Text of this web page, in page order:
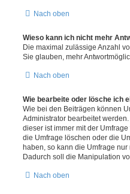
Nach oben
Wieso kann ich nicht mehr
Die maximal zulässige Anzahl
Sie glauben, mehr
Nach oben
Wie bearbeite oder lösche ich
Wie bei den Beiträgen können
Administrator bearbeitet
dieser ist immer mit der
die Umfrage löschen oder die
haben, so kann die Umfrage
Dadurch soll die Manipulation
Nach oben